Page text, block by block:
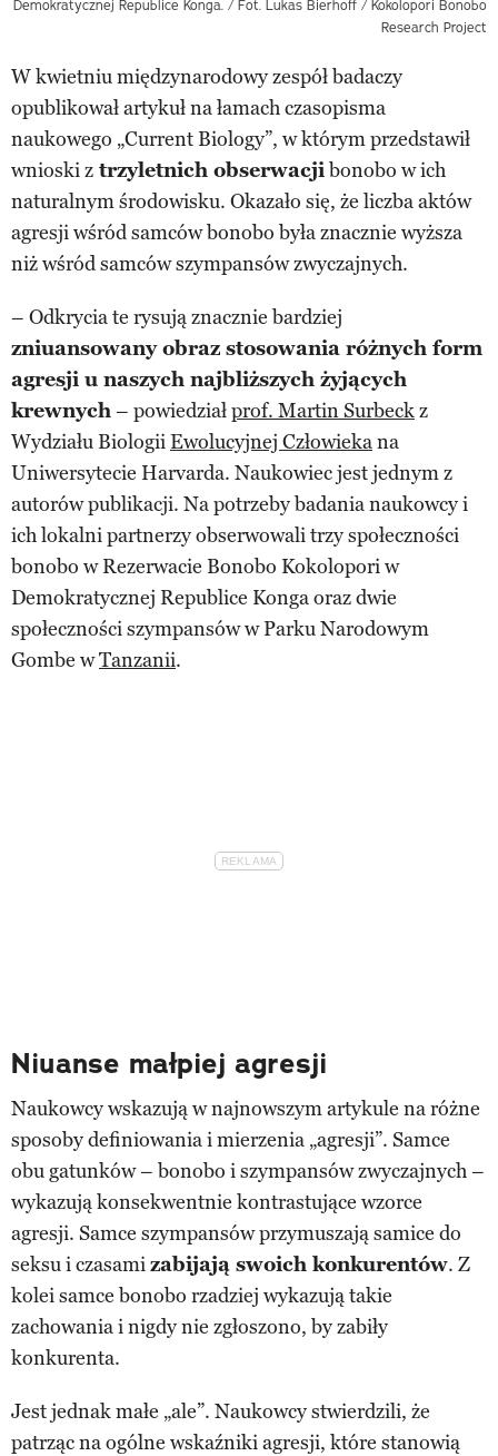
Demokratycznej Republice Konga. / Fot. Lukas Bierhoff / Kokolopori Bonobo
Research Project
W kwietniu międzynarodowy zespół badaczy
opublikował artykuł na łamach czasopisma
naukowego „Current Biology”, w którym przedstawił
wnioski z trzyletnich obserwacjibonobo w ich
naturalnym środowisku. Okazało się, że liczba aktów
agresji wśród samców bonobo była znacznie wyższa
niż wśród samców szympansów zwyczajnych.
– Odkrycia te rysują znacznie bardziej
zniuansowany obraz stosowania różnych form
agresji u naszych najbliższych żyjących
krewnych– powiedziałprof. Martin Surbeckz
Wydziału BiologiiEwolucyjnej Człowiekana
Uniwersytecie Harvarda. Naukowiec jest jednym z
autorów publikacji. Na potrzeby badania naukowcy i
ich lokalni partnerzy obserwowali trzy społeczności
bonobo w Rezerwacie Bonobo Kokolopori w
Demokratycznej Republice Konga oraz dwie
społeczności szympansów w Parku Narodowym
Gombe wTanzanii.
Niuanse małpiej agresji
Naukowcy wskazują w najnowszym artykule na różne
sposoby definiowania i mierzenia „agresji”. Samce
obu gatunków – bonobo i szympansów zwyczajnych –
wykazują konsekwentnie kontrastujące wzorce
agresji. Samce szympansów przymuszają samice do
seksu i czasamizabijają swoich konkurentów. Z
kolei samce bonobo rzadziej wykazują takie
zachowania i nigdy nie zgłoszono, by zabiły
konkurenta.
Jest jednak małe „ale”. Naukowcy stwierdzili, że
patrząc na ogólne wskaźniki agresji, które stanowią